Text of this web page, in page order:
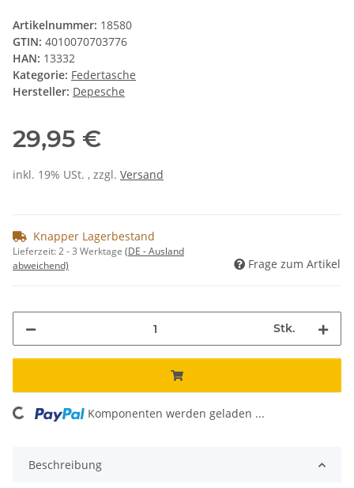
Artikelnummer: 18580
GTIN: 4010070703776
HAN: 13332
Kategorie: Federtasche
Hersteller: Depesche
29,95 €
inkl. 19% USt. , zzgl. Versand
Knapper Lagerbestand
Lieferzeit:2 - 3 Werktage (DE - Ausland
abweichend)
Frage zum Artikel
Stk.
Loading... Komponenten werden geladen ...
Beschreibung